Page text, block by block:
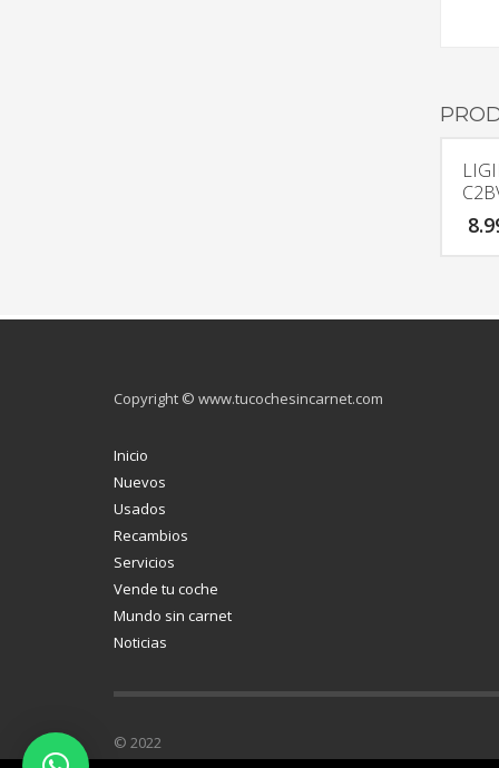
Copyright © www.tucochesincarnet.com
Inicio
Nuevos
Usados
Recambios
Servicios
Vende tu coche
Mundo sin carnet
Noticias
© 2022